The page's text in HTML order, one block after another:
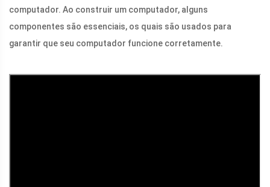
computador. Ao construir um computador, alguns
componentes são essenciais, os quais são usados ​​para
garantir que seu computador funcione corretamente.